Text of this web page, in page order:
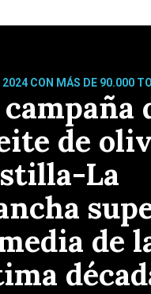
2024 CON MÁS DE 90.000
de
La
de